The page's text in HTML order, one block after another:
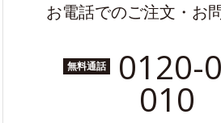
お電話でのご注文・お
無料通話 0120-
010